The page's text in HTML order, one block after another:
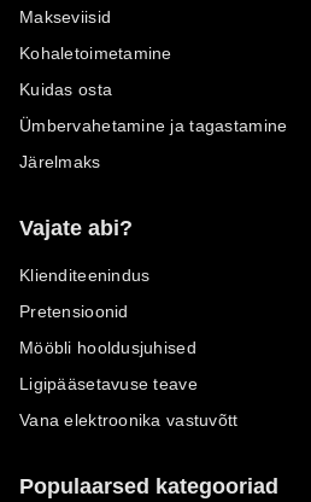
Makseviisid
Kohaletoimetamine
Kuidas osta
Ümbervahetamine ja tagastamine
Järelmaks
Vajate abi?
Klienditeenindus
Pretensioonid
Mööbli hooldusjuhised
Ligipääsetavuse teave
Vana elektroonika vastuvõtt
Populaarsed kategooriad